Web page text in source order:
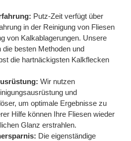
Putz-Zeit verfügt über
in der Reinigung von Fliesen
von Kalkablagerungen. Unsere
die besten Methoden und
die hartnäckigsten Kalkflecken
Wir nutzen
und
um optimale Ergebnisse zu
Hilfe können Ihre Fliesen wieder
Glanz erstrahlen.
Die eigenständige